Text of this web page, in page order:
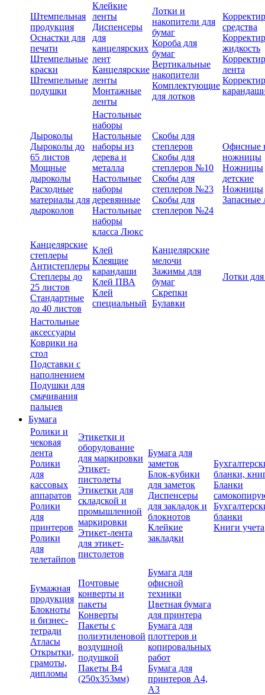
Штемпельная
продукция
Оснастки для
печати
Штемпельные
краски
Штемпельные
подушки
Клейкие
ленты
Диспенсеры
для
канцелярских
лент
Канцелярские
ленты
Монтажные
ленты
Лотки и
накопители для
бумаг
Короба для
бумаг
Вертикальные
накопители
Комплектующие
для лотков
средства
жидкость
лента
Дыроколы
Дыроколы до
65 листов
Мощные
дыроколы
Расходные
материалы для
дыроколов
Настольные
наборы
Настольные
наборы из
дерева и
металла
Настольные
наборы
деревянные
Настольные
наборы
класса Люкс
Скобы для
степлеров
Скобы для
степлеров №10
Скобы для
степлеров №23
Скобы для
степлеров №24
Офисные
ножницы
Ножницы
детские
Ножницы
Запасные
Канцелярские
степлеры
Антистеплеры
Степлеры до
25 листов
Стандартные
до 40 листов
Клей
Клеящие
карандаши
Клей ПВА
Клей
специальный
Канцелярские
мелочи
Зажимы для
бумаг
Скрепки
Булавки
Лотки
Настольные
аксессуары
Коврики на
стол
Подставки с
наполнением
Подушки для
смачивания
пальцев
Бумага
Ролики и
чековая
лента
Ролики
для
кассовых
аппаратов
Ролики
для
принтеров
Ролики
для
телетайпов
Этикетки и
оборудование
для маркировки
Этикет-
пистолеты
Этикетки для
складской и
промышленной
маркировки
Этикет-лента
для этикет-
пистолетов
Бумага для
заметок
Блок-кубики
для заметок
Диспенсеры
для закладок и
блокнотов
Клейкие
закладки
бланки,
Бланки
бланки
Книги учета
Бумажная
продукция
Блокноты
и бизнес-
тетради
Атласы
Открытки,
грамоты,
дипломы
Почтовые
конверты и
пакеты
Конверты
Пакеты с
полиэтиленовой
воздушной
подушкой
Пакеты В4
(250х353мм)
Бумага для
офисной
техники
Цветная бумага
для принтера
Бумага для
плоттеров и
копировальных
работ
Бумага для
принтеров А4,
А3